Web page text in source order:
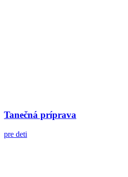
Tanečná príprava
pre deti